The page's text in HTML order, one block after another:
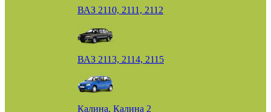
ВАЗ 2110, 2111, 2112
ВАЗ 2113, 2114, 2115
Калина, Калина 2